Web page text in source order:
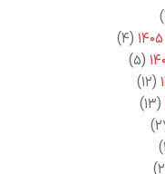
(۴)
(۵)
(۱۲)
(۱۳)